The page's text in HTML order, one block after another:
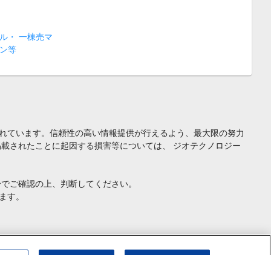
・ 一棟売マ
等
います。信頼性の高い情報提供が行えるよう、最大限の努力
されたことに起因する損害等については、 ジオテクノロジー
ご確認の上、判断してください。
す。